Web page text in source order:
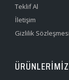
Teklif Al
İletişim
Gizlilik Sözleşmesi
ÜRÜNLERIMIZ